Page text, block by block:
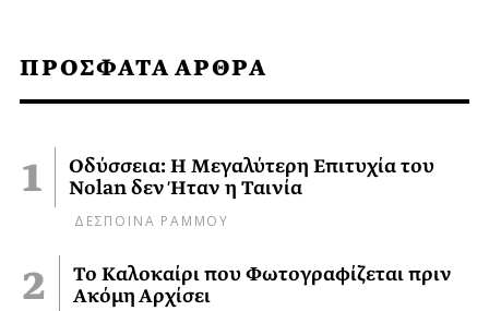
ΠΡΟΣΦΑΤΑ ΑΡΘΡΑ
Οδύσσεια: Η Μεγαλύτερη Επιτυχία του
Nolan δεν Ήταν η Ταινία
ΔΕΣΠΟΙΝΑ ΡΑΜΜΟΥ
Το Καλοκαίρι που Φωτογραφίζεται πριν
Ακόμη Αρχίσει